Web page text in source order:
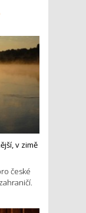
v zimě
české